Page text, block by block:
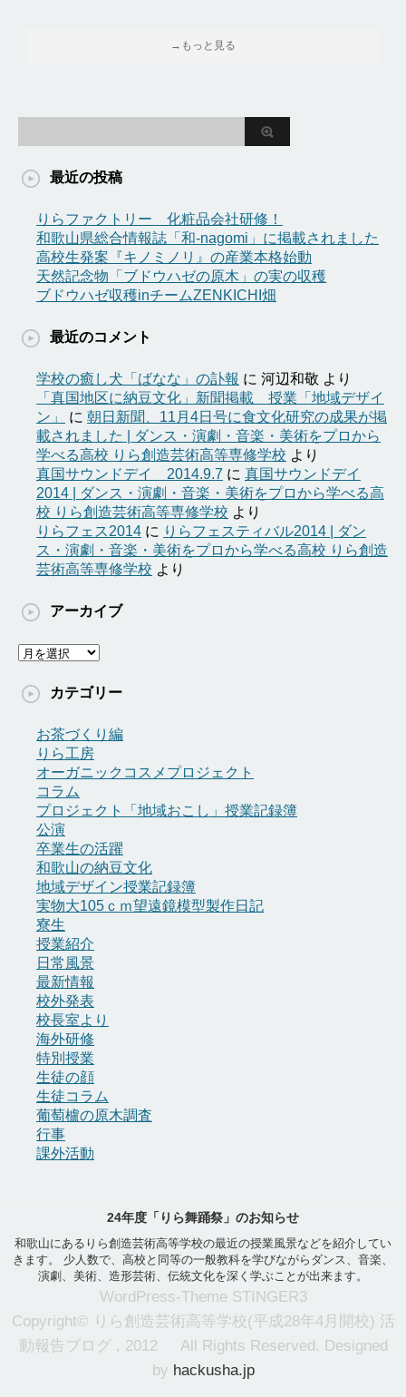
→もっと見る
最近の投稿
りらファクトリー 化粧品会社研修！
和歌山県総合情報誌「和-nagomi」に掲載されました
高校生発案『キノミノリ』の産業本格始動
天然記念物「ブドウハゼの原木」の実の収穫
ブドウハゼ収穫inチームZENKICHI畑
最近のコメント
学校の癒し犬「ばなな」の訃報 に 河辺和敬 より
「真国地区に納豆文化」新聞掲載 授業「地域デザイ
ン」
に 朝日新聞、11月4日号に食文化研究の成果が掲
載されました | ダンス・演劇・音楽・美術をプロから
学べる高校 りら創造芸術高等専修学校 より
真国サウンドデイ 2014.9.7 に 真国サウンドデイ
2014 | ダンス・演劇・音楽・美術をプロから学べる高
校 りら創造芸術高等専修学校 より
りらフェス2014 に りらフェスティバル2014 | ダン
ス・演劇・音楽・美術をプロから学べる高校 りら創造
芸術高等専修学校 より
アーカイブ
ア
カ
カテゴリー
お茶づくり編
りら工房
オーガニックコスメプロジェクト
コラム
プロジェクト「地域おこし」授業記録簿
公演
卒業生の活躍
和歌山の納豆文化
地域デザイン授業記録簿
実物大105ｃｍ望遠鏡模型製作日記
寮生
授業紹介
日常風景
最新情報
校外発表
校長室より
海外研修
特別授業
生徒の顔
生徒コラム
葡萄櫨の原木調査
行事
課外活動
24年度「りら舞踊祭」のお知らせ
和歌山にあるりら創造芸術高等学校の最近の授業風景などを紹介してい
きます。 少人数で、高校と同等の一般教科を学びながらダンス、音楽、
演劇、美術、造形芸術、伝統文化を深く学ぶことが出来ます。
WordPress-Theme STINGER3
Copyright© りら創造芸術高等学校(平成28年4月開校) 活
動報告ブログ , 2012 All Rights Reserved. Designed
by hackusha.jp